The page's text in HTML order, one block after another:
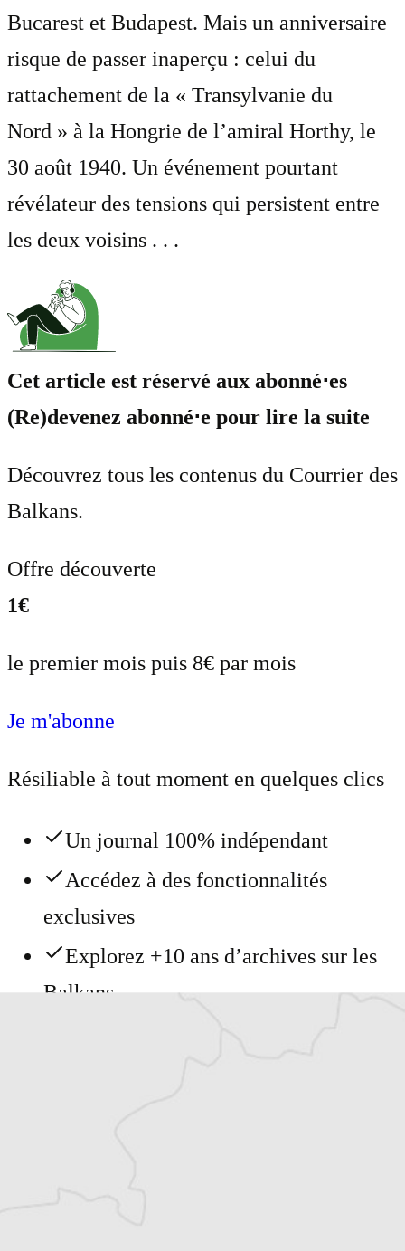
Bucarest et Budapest. Mais un anniversaire
risque de passer inaperçu : celui du
rattachement de la « Transylvanie du
Nord » à la Hongrie de l’amiral Horthy, le
30 août 1940. Un événement pourtant
révélateur des tensions qui persistent entre
les deux voisins . . .
Cet article est réservé aux abonné⋅es
(Re)devenez abonné⋅e pour lire la suite
Découvrez tous les contenus du Courrier des
Balkans.
Offre découverte
1€
le premier mois puis 8€ par mois
Je m'abonne
Résiliable à tout moment en quelques clics
Un journal 100% indépendant
Accédez à des fonctionnalités
exclusives
Explorez +10 ans d’archives sur les
Balkans